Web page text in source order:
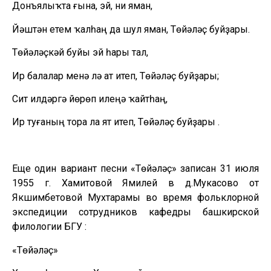
Донъялыҡта ғына, эй, ни яман,
Йәштән етем ҡалһаң да шул яман, Төйәләҫ буйҙары.
Төйәләҫкәй буйы эй һары тал,
Ир балалар менә лә ат итеп, Төйәләҫ буйҙары;
Сит илдәргә йөрөп илеңә ҡайтһаң,
Ир туғаның тора ла ят итеп, Төйәләҫ буйҙары .
Еще один вариант песни «Төйәләҫ» записан 31 июля
1955 г. Хамитовой Ямилей в д.Мукасово от
Якшимбетовой Мухтарамы во время фольклорной
экспедиции сотрудников кафедры башкирской
филологии БГУ :
«Төйәләҫ»